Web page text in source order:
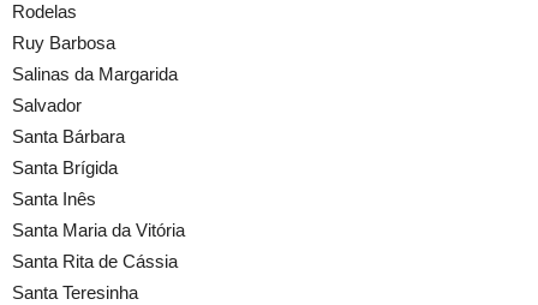
Rodelas
Ruy Barbosa
Salinas da Margarida
Salvador
Santa Bárbara
Santa Brígida
Santa Inês
Santa Maria da Vitória
Santa Rita de Cássia
Santa Teresinha